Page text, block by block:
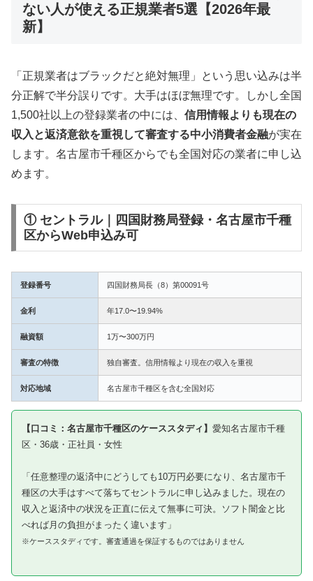
ない人が使える正規業者5選【2026年最
新】
「正規業者はブラックだと絶対無理」という思い込みは半
分正解で半分誤りです。大手はほぼ無理です。しかし全国
1,500社以上の登録業者の中には、 信用情報よりも現在の
収入と返済意欲を重視して審査する中小消費者金融が実在
します。名古屋市千種区からでも全国対応の業者に申し込
めます。
① セントラル｜四国財務局登録・名古屋市千種
区からWeb申込み可
登録番号 四国財務局長（8）第00091号
金利 年17.0〜19.94%
融資額 1万〜300万円
審査の特徴 独自審査。信用情報より現在の収入を重視
対応地域 名古屋市千種区を含む全国対応
【口コミ：名古屋市千種区のケーススタディ】 愛知名古屋市千種
区・36歳・正社員・女性
「任意整理の返済中にどうしても10万円必要になり、名古屋市千
種区の大手はすべて落ちてセントラルに申し込みました。現在の
収入と返済中の状況を正直に伝えて無事に可決。ソフト闇金と比
べれば月の負担がまったく違います」
※ケーススタディです。審査通過を保証するものではありません